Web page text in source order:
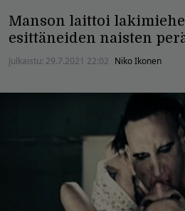
Manson laittoi
esittäneiden naisten
Julkaistu: 29.7.2021 22:02 Niko Ikonen